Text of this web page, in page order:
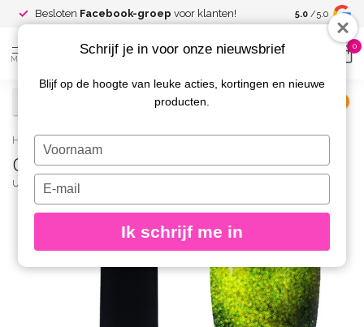
Besloten Facebook-groep voor klanten! Spaar voor
kortingen
5.0 /5.0
MENU
0
Home / Cat Eye Gelpolish 14-A 8 gr.
Cat Eye Gelpolish 14-A 8 gr.
URBAN NAILS
Schrijf je in voor onze nieuwsbrief
Blijf op de hoogte van leuke acties, kortingen en nieuwe
producten.
Typ
je
naam
Typ
je
e-
in
Ik schrijf me in